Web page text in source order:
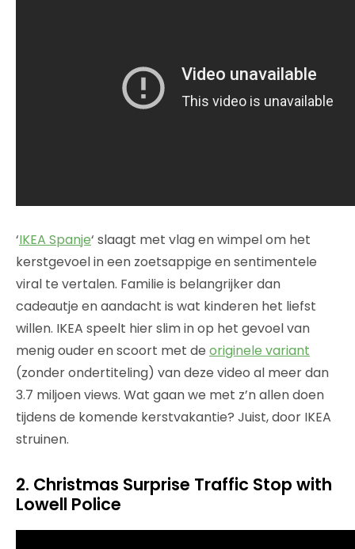
‘IKEA Spanje‘ slaagt met vlag en wimpel om het
kerstgevoel in een zoetsappige en sentimentele
viral te vertalen. Familie is belangrijker dan
cadeautje en aandacht is wat kinderen het liefst
willen. IKEA speelt hier slim in op het gevoel van
menig ouder en scoort met de originele variant
(zonder ondertiteling) van deze video al meer dan
3.7 miljoen views. Wat gaan we met z’n allen doen
tijdens de komende kerstvakantie? Juist, door IKEA
struinen.
2. Christmas Surprise Traffic Stop with
Lowell Police